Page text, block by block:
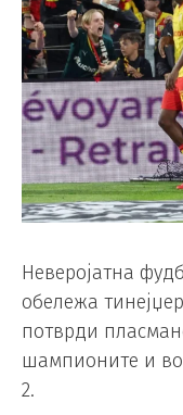
Неверојатна
обележа
потврди
шампионите и
2.